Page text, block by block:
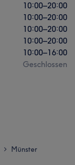
10:00–20:00
10:00–20:00
10:00–20:00
10:00–20:00
10:00–16:00
Geschlossen
> Münster